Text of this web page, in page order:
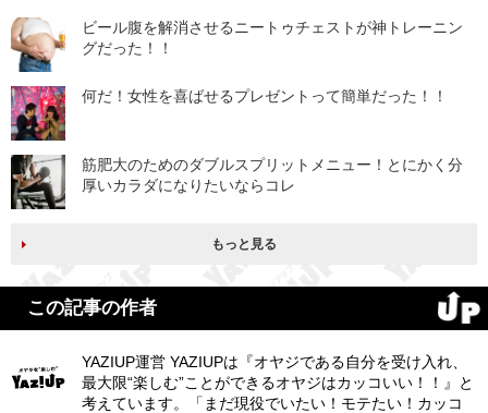
ビール腹を解消させるニートゥチェストが神トレーニン
グだった！！
何だ！女性を喜ばせるプレゼントって簡単だった！！
筋肥大のためのダブルスプリットメニュー！とにかく分
厚いカラダになりたいならコレ
もっと見る
この記事の作者
YAZIUP運営 YAZIUPは『オヤジである自分を受け入れ、
最大限“楽しむ”ことができるオヤジはカッコいい！！』と
考えています。「まだ現役でいたい！モテたい！カッコ